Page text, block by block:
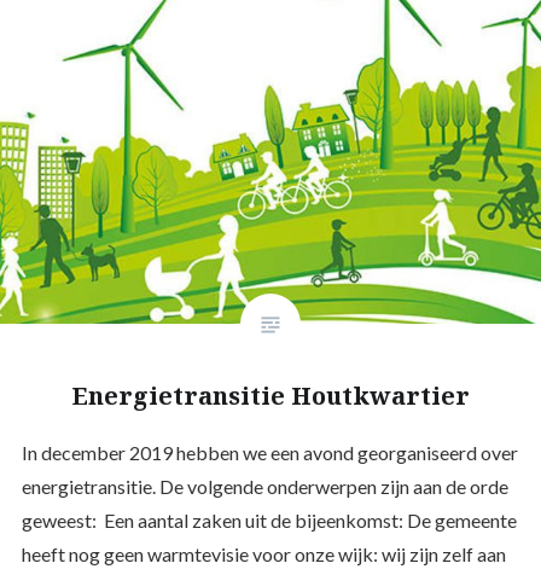
Energietransitie Houtkwartier
In december 2019 hebben we een avond georganiseerd over
energietransitie. De volgende onderwerpen zijn aan de orde
geweest: Een aantal zaken uit de bijeenkomst: De gemeente
heeft nog geen warmtevisie voor onze wijk: wij zijn zelf aan